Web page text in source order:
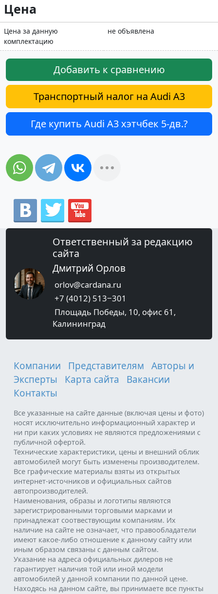
Цена
Цена за данную
комплектацию
не объявлена
Добавить к сравнению
Транспортный налог на Audi A3
Где купить Audi A3 хэтчбек 5-дв.?
Ответственный за редакцию
сайта
Дмитрий Орлов
orlov@cardana.ru
+7 (4012) 513‒301
Площадь Победы, 10, офис 61,
Калининград
Компании Представителям
Авторы и
Эксперты
Карта сайта
Вакансии
Контакты
Все указанные на сайте данные (включая цены и фото)
носят исключительно информационный характер и
ни при каких условиях не являются предложениями с
публичной офертой.
Технические характеристики, цены и внешний облик
автомобилей могут быть изменены производителем.
Все графические материалы взяты из открытых
интернет-источников и официальных сайтов
автопроизводителей.
Наименования, образы и логотипы являются
зарегистрированными торговыми марками и
принадлежат соотвествующим компаниям. Их
наличие на сайте не означает, что правообладатели
имеют какое-либо отношение к данному сайту или
иным образом связаны с данным сайтом.
Указание на адреса официальных дилеров не
гарантирует наличия той или иной модели
автомобилей у данной компании по данной цене.
Находясь на данном сайте, вы принимаете все пункты